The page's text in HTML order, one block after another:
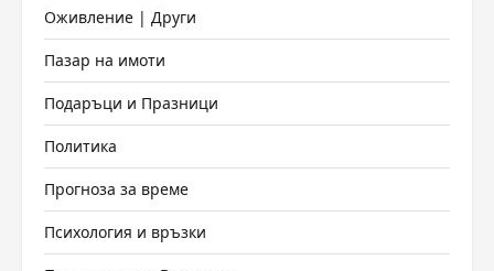
Оживление | Други
Пазар на имоти
Подаръци и Празници
Политика
Прогноза за време
Психология и връзки